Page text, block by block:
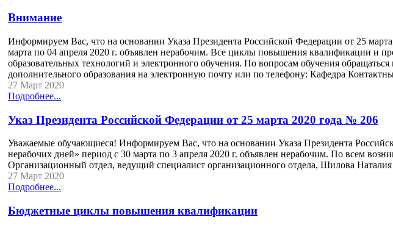
Внимание
Информируем Вас, что на основании Указа Президента Российской Федерации от 25
марта по 04 апреля 2020 г. объявлен нерабочим. Все циклы повышения квалификации и
образовательных технологий и электронного обучения. По вопросам обучения
дополнительного образования на электронную почту или по телефону: Кафедра
27 Март 2020
Подробнее...
Указ Президента Российской Федерации от 25 марта 2020 года № 206
Уважаемые обучающиеся! Информируем Вас, что на основании Указа Президента
нерабочих дней» период с 30 марта по 3 апреля 2020 г. объявлен нерабочим. По всем
Организационный отдел, ведущий специалист организационного отдела, Шилова
27 Март 2020
Подробнее...
Бюджетные циклы повышения квалификации